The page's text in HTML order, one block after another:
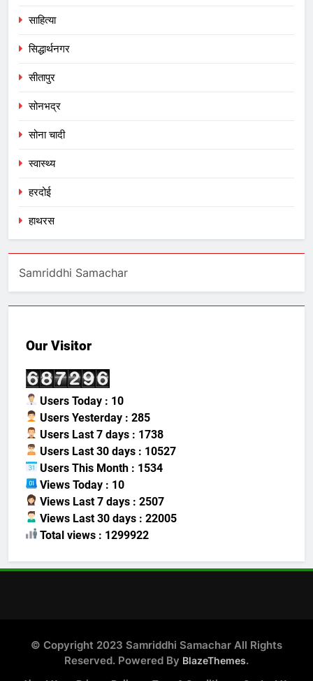
साहित्या
सिद्धार्थनगर
सीतापुर
सोनभद्र
सोना चादी
स्वास्थ्य
हरदोई
हाथरस
Samriddhi Samachar
Our Visitor
Users Today : 10
Users Yesterday : 285
Users Last 7 days : 1738
Users Last 30 days : 10527
Users This Month : 1534
Views Today : 10
Views Last 7 days : 2507
Views Last 30 days : 22005
Total views : 1299922
© Copyright 2023 Samriddhi Samachar All Rights
Reserved. Powered By BlazeThemes.